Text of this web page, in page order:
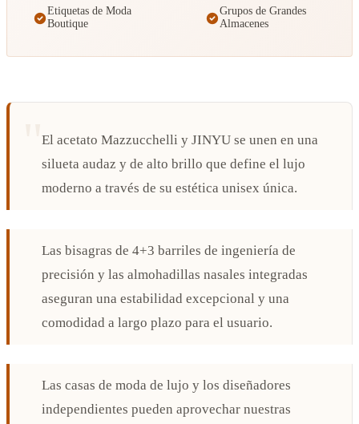
Etiquetas de Moda
Boutique
Grupos de Grandes
Almacenes
El acetato Mazzucchelli y JINYU se unen en una
silueta audaz y de alto brillo que define el lujo
moderno a través de su estética unisex única.
Las bisagras de 4+3 barriles de ingeniería de
precisión y las almohadillas nasales integradas
aseguran una estabilidad excepcional y una
comodidad a largo plazo para el usuario.
Las casas de moda de lujo y los diseñadores
independientes pueden aprovechar nuestras